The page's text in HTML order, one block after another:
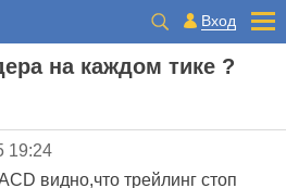
Вход
на каждом тике ?
19:24
видно,что трейлинг стоп